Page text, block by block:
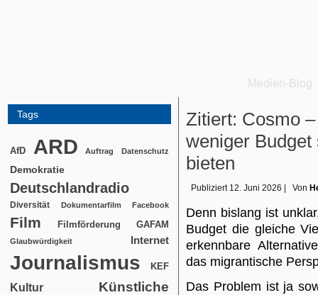
Medien-Blog
Tags
AfD ARD Auftrag Datenschutz
Demokratie
Deutschlandradio
Diversität Dokumentarfilm Facebook
Film Filmförderung GAFAM
Glaubwürdigkeit Internet
Journalismus KEF
Kultur
Künstliche
Zitiert: Cosmo
weniger
bieten
Publiziert 12. Juni 2026 Von
Denn bislang ist
Budget die gleiche
erkennbare
das migrantische
Das Problem ist ja